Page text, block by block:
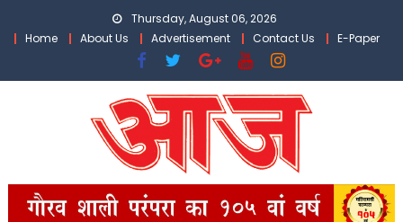
Thursday, August 06, 2026
Home
About Us Advertisement Contact Us E-Paper